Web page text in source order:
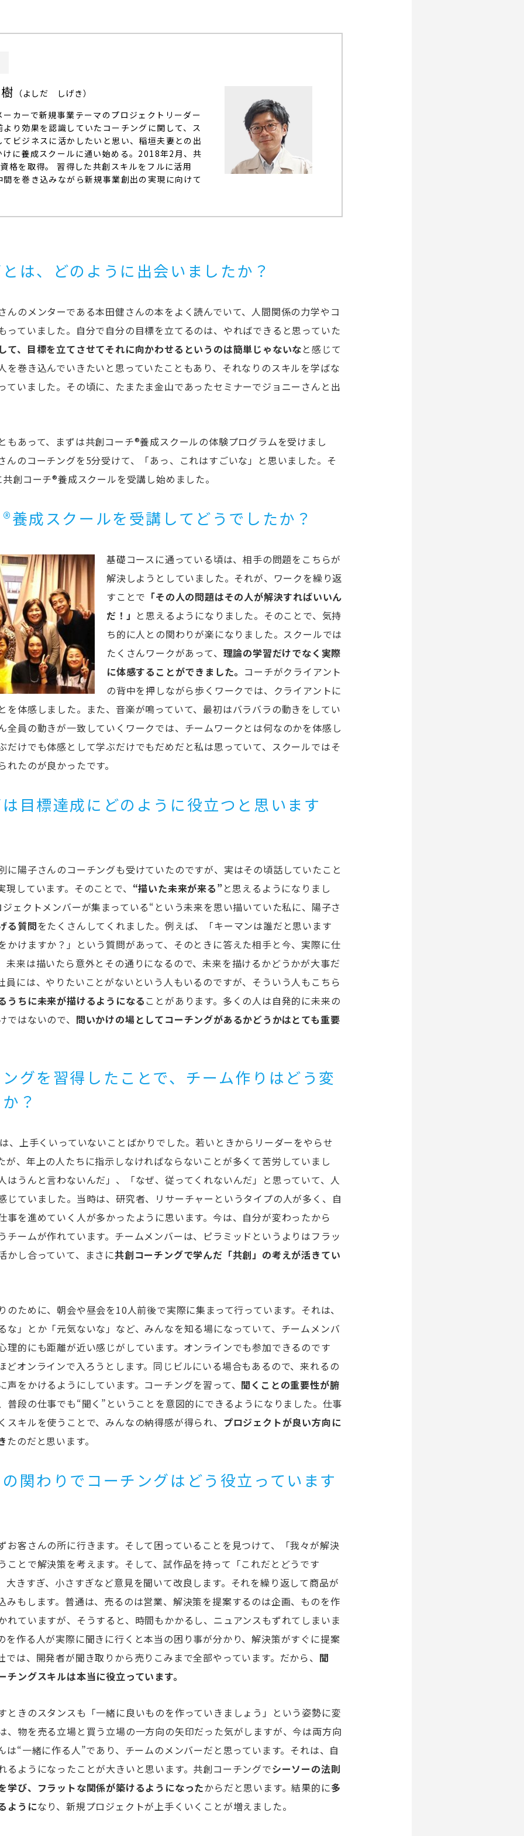
（よしだ しげき）
ーカーで新規事業テーマのプロジェクトリーダー
より効果を認識していたコーチングに関して、ス
てビジネスに活かしたいと思い、稲垣夫妻との出
けに養成スクールに通い始める。2018年2月、共
格を取得。 習得した共創スキルをフルに活用
間を巻き込みながら新規事業創出の実現に向けて
は、どのように出会いましたか？
んのメンターである本田健さんの本をよく読んでいて、人間関係の力学やコ
っていました。自分で自分の目標を立てるのは、やればできると思っていた
て、目標を立てさせてそれに向かわせるというのは簡単じゃないなと感じて
を巻き込んでいきたいと思っていたこともあり、それなりのスキルを学ばな
ていました。その頃に、たまたま金山であったセミナーでジョニーさんと出
もあって、まずは共創コーチ®養成スクールの体験プログラムを受けまし
んのコーチングを5分受けて、「あっ、これはすごいな」と思いました。そ
創コーチ®養成スクールを受講し始めました。
養成スクールを受講してどうでしたか？
基礎コースに通っている頃は、相手の問題をこちらが
解決しようとしていました。それが、ワークを繰り返
すことで 「その人の問題はその人が解決すればいいん
だ！」 と思えるようになりました。そのことで、気持
ち的に人との関わりが楽になりました。スクールでは
たくさんワークがあって、 理論の学習だけでなく実際
に体感することができました。 コーチがクライアント
の背中を押しながら歩くワークでは、クライアントに
を体感しました。また、音楽が鳴っていて、最初はバラバラの動きをしてい
全員の動きが一致していくワークでは、チームワークとは何なのかを体感し
だけでも体感として学ぶだけでもだめだと私は思っていて、スクールではそ
たのが良かったです。
目標達成にどのように役立つと思います
に陽子さんのコーチングも受けていたのですが、実はその頃話していたこと
しています。そのことで、 “描いた未来が来る”と思えるようになりまし
ェクトメンバーが集まっている“という未来を思い描いていた私に、陽子さ
る質問をたくさんしてくれました。例えば、「キーマンは誰だと思います
かけますか？」という質問があって、そのときに答えた相手と今、実際に仕
未来は描いたら意外とその通りになるので、未来を描けるかどうかが大事だ
員には、やりたいことがないという人もいるのですが、そういう人もこちら
うちに未来が描けるようになる ことがあります。多くの人は自発的に未来の
はないので、 問いかけの場としてコーチングがあるかどうかはとても重要
グを習得したことで、チーム作りはどう変
？
、上手くいっていないことばかりでした。若いときからリーダーをやらせ
が、年上の人たちに指示しなければならないことが多くて苦労していまし
はうんと言わないんだ」、「なぜ、従ってくれないんだ」と思っていて、人
じていました。当時は、研究者、リサーチャーというタイプの人が多く、自
事を進めていく人が多かったように思います。今は、自分が変わったから
チームが作れています。チームメンバーは、ピラミッドというよりはフラッ
かし合っていて、まさに共創コーチングで学んだ「共創」の考えが活きてい
のために、朝会や昼会を10人前後で実際に集まって行っています。それは、
な」とか「元気ないな」など、みんなを知る場になっていて、チームメンバ
理的にも距離が近い感じがしています。オンラインでも参加できるのです
どオンラインで入ろうとします。同じビルにいる場合もあるので、来れるの
声をかけるようにしています。コーチングを習って、 聞くことの重要性が腑
普段の仕事でも“聞く”ということを意図的にできるようになりました。仕事
スキルを使うことで、みんなの納得感が得られ、 プロジェクトが良い方向に
たのだと思います。
関わりでコーチングはどう役立っています
お客さんの所に行きます。そして困っていることを見つけて、「我々が解決
ことで解決策を考えます。そして、試作品を持って「これだとどうです
大きすぎ、小さすぎなど意見を聞いて改良します。それを繰り返して商品が
みもします。普通は、売るのは営業、解決策を提案するのは企画、ものを作
れていますが、そうすると、時間もかかるし、ニュアンスもずれてしまいま
を作る人が実際に聞きに行くと本当の困り事が分かり、解決策がすぐに提案
では、開発者が聞き取りから売りこみまで全部やっています。だから、 聞
チングスキルは本当に役立っています。
ときのスタンスも「一緒に良いものを作っていきましょう」という姿勢に変
、物を売る立場と買う立場の一方向の矢印だった気がしますが、今は両方向
は“一緒に作る人”であり、チームのメンバーだと思っています。それは、自
るようになったことが大きいと思います。共創コーチングでシーソーの法則
学び、フラットな関係が築けるようになったからだと思います。結果的に多
ようになり、新規プロジェクトが上手くいくことが増えました。